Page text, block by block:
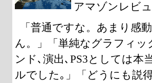
アマゾンレビ
「普通ですな。あまり感
ん。」「単純なグラフィッ
ンド､演出､PS3としては本
ルでした｡」「どうにも説